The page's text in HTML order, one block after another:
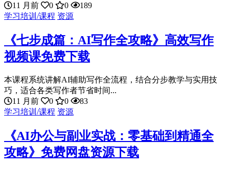
11 月前
0 0
189
学习培训/课程 资源
《七步成篇：AI写作全攻略》高效写作
视频课免费下载
本课程系统讲解AI辅助写作全流程，结合分步教学与实用技
巧，适合各类写作者节省时间...
11 月前
0 0
83
学习培训/课程 资源
《AI办公与副业实战：零基础到精通全
攻略》免费网盘资源下载